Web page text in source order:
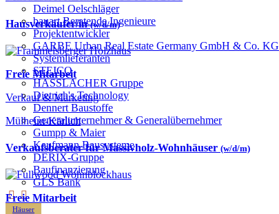
Deimel Oelschläger
bauart Beratende Ingenieure
Projektentwickler
GARBE Urban Real Estate Germany GmbH & Co. KG
Systemlieferanten
STEICO
HASSLACHER Gruppe
Dietrich's Technology
Dennert Baustoffe
Generalunternehmer & Generalübernehmer
Gumpp & Maier
Kaufmann Bausysteme
DERIX-Gruppe
Baufinanzierung
GLS Bank
Häuser
Hausverkäufer/in(w/d/m)
Freie Mitarbeit
Verkauf & Marketing
Mülheim-Kärlich
Verkaufsberater für Massivholz-Wohnhäuser (w/d/m)
Freie Mitarbeit